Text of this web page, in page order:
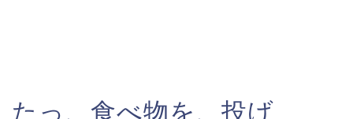
たっ、食べ物を、投げ